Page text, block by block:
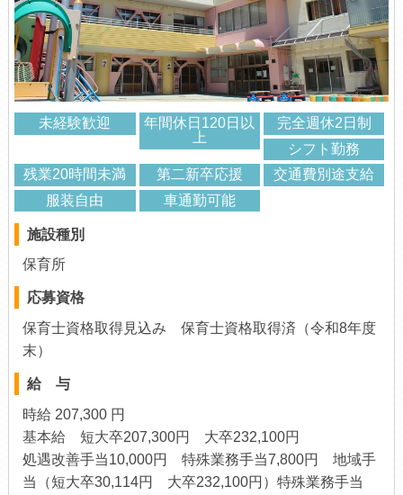
未経験歓迎
年間休日120日以
上
完全週休2日制
シフト勤務
残業20時間未満
第二新卒応援
交通費別途支給
服装自由
車通勤可能
施設種別
保育所
応募資格
保育士資格取得見込み 保育士資格取得済（令和8年度
末）
給 与
時給 207,300 円
基本給 短大卒207,300円 大卒232,100円
処遇改善手当10,000円 特殊業務手当7,800円 地域手
当（短大卒30,114円 大卒232,100円）特殊業務手当